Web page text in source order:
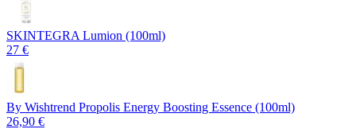
SKINTEGRA Lumion (100ml)
27 €
By Wishtrend Propolis Energy Boosting Essence (100ml)
26,90 €